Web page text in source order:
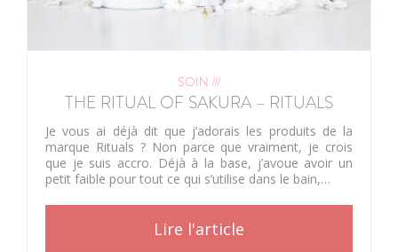
SOIN ///
THE RITUAL OF SAKURA – RITUALS
Je vous ai déjà dit que j’adorais les produits de la
marque Rituals ? Non parce que vraiment, je crois
que je suis accro. Déjà à la base, j’avoue avoir un
petit faible pour tout ce qui s’utilise dans le bain,…
Lire l'article